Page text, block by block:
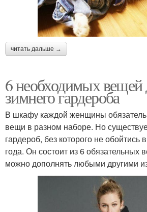
читать дальше →
6 необходимых вещей
зимнего гардероба
В шкафу каждой женщины
вещи в разном наборе. Но
гардероб, без которого не
года. Он состоит из 6 обязательных
можно дополнять любыми другими